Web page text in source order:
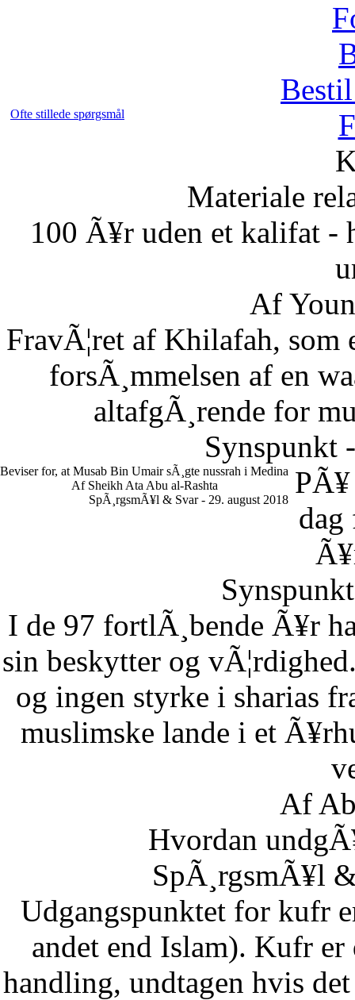
Ofte stillede spørgsmål
Materiale
100 Ã¥r uden et kalifat -
Af
FravÃ¦ret af Khilafah, som
forsÃ¸mmelsen af en
altafgÃ¸rende for
Synspunkt
Beviser for, at Musab Bin Umair sÃ¸gte nussrah i Medina
Af Sheikh Ata Abu al-Rashta
SpÃ¸rgsmÃ¥l & Svar - 29. august 2018
dag
I de 97 fortlÃ¸bende Ã¥r
sin beskytter og
og ingen styrke i sharias
muslimske lande i et
Af
Hvordan
SpÃ¸rgsmÃ¥l
Udgangspunktet for kufr
andet end Islam). Kufr
handling, undtagen hvis